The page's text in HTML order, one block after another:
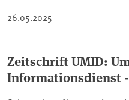
26.05.2025
Zeitschrift UMID:
Informationsdienst -